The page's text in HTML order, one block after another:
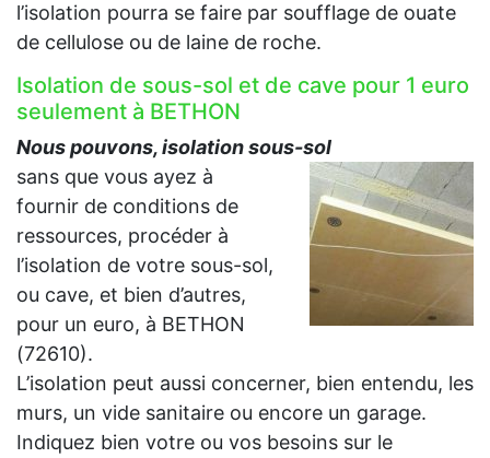
l’isolation pourra se faire par soufflage de ouate
de cellulose ou de laine de roche.
Isolation de sous-sol et de cave pour 1 euro
seulement à BETHON
Nous pouvons, isolation sous-sol
sans que vous ayez à
fournir de conditions de
ressources, procéder à
l’isolation de votre sous-sol,
ou cave, et bien d’autres,
pour un euro, à BETHON
(72610).
L’isolation peut aussi concerner, bien entendu, les
murs, un vide sanitaire ou encore un garage.
Indiquez bien votre ou vos besoins sur le